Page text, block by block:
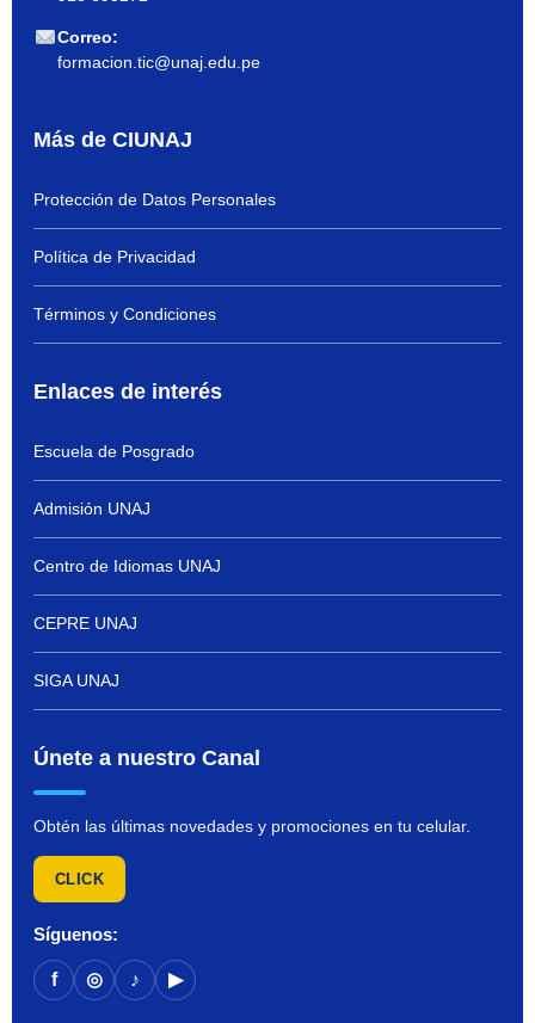
Correo:
formacion.tic@unaj.edu.pe
Más de CIUNAJ
Protección de Datos Personales
Política de Privacidad
Términos y Condiciones
Enlaces de interés
Escuela de Posgrado
Admisión UNAJ
Centro de Idiomas UNAJ
CEPRE UNAJ
SIGA UNAJ
Únete a nuestro Canal
Obtén las últimas novedades y promociones en tu celular.
CLICK
Síguenos:
f ◎ ♪ ▶